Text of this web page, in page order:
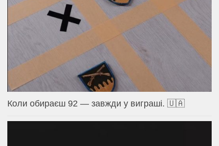
Коли обираєш 92 — завжди у виграші. 🇺🇦